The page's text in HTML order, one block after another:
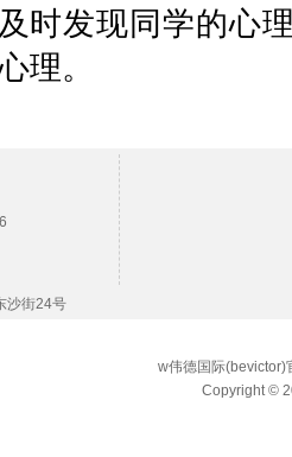
及时发现同学的心
理。
沙街24号
w伟德国际(bevictor)
Copyright ©